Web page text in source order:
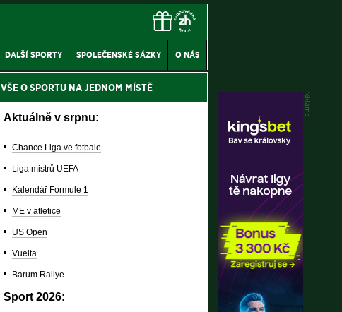
DALŠÍ SPORTY SPOLEČENSKÉ SÁZKY O NÁS
VŠE O SPORTU NA JEDNOM MÍSTĚ
Aktuálně v srpnu:
Chance Liga ve fotbale
Liga mistrů UEFA
Kalendář Formule 1
ME v atletice
US Open
Vuelta
Barum Rallye
Sport 2026: